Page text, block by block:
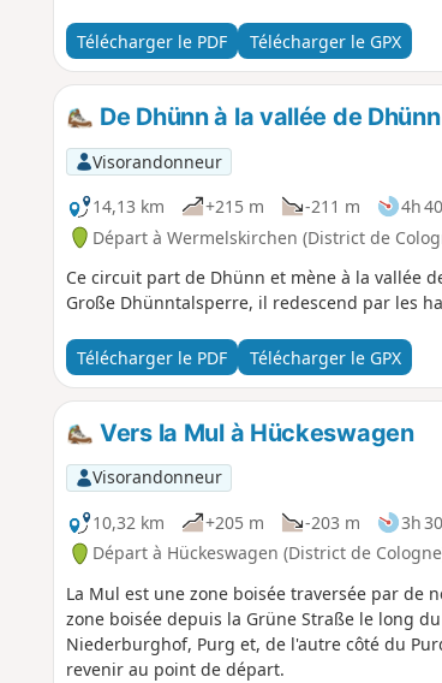
Télécharger le PDF Télécharger le GPX
De Dhünn à la vallée de Dhünn
Visorandonneur
14,13 km
+215 m -211 m 4h 40
Départ à Wermelskirchen (District de
Ce circuit part de Dhünn et mène à la vallée
Große Dhünntalsperre, il redescend par les
Télécharger le PDF Télécharger le GPX
Vers la Mul à Hückeswagen
Visorandonneur
10,32 km
+205 m -203 m 3h 30
Départ à Hückeswagen (District de
La Mul est une zone boisée traversée par de
zone boisée depuis la Grüne Straße le long
Niederburghof, Purg et, de l'autre côté du
revenir au point de départ.